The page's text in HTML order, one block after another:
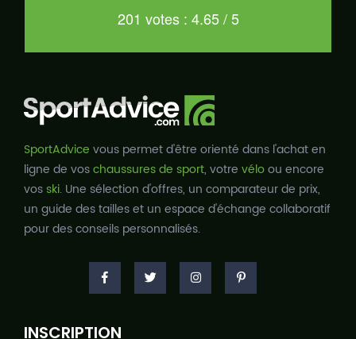
201 votes : 4.65 / 5
SportAdvice vous permet d'être orienté dans l'achat en
ligne de voschaussures de sport, votre véloou encore
vosski. Une sélection d'offres, un comparateur de prix,
un guide des tailles et un espace d'échange collaboratif
pour des conseils personnalisés.
INSCRIPTION